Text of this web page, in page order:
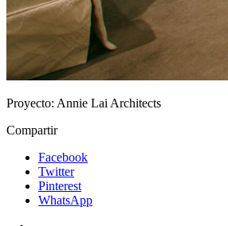
Proyecto: Annie Lai Architects
Compartir
Facebook
Twitter
Pinterest
WhatsApp